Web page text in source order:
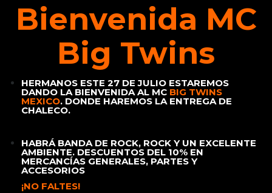
Bienvenida MC
Big Twins
HERMANOS ESTE 27 DE JULIO ESTAREMOS
DANDO LA BIENVENIDA AL MC BIG TWINS
MEXICO. DONDE HAREMOS LA ENTREGA DE
CHALECO.
HABRÁ BANDA DE ROCK, ROCK Y UN EXCELENTE
AMBIENTE. DESCUENTOS DEL 10% EN
MERCANCÍAS GENERALES, PARTES Y
ACCESORIOS
¡NO FALTES!